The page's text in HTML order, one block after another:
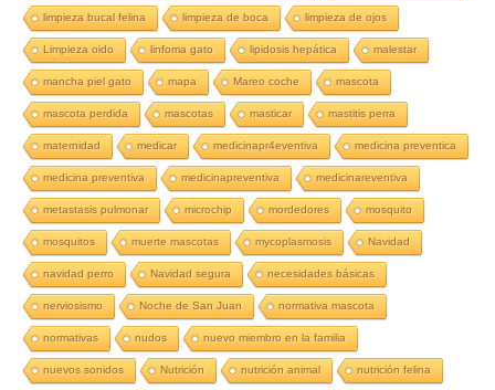
limpieza bucal felina limpieza de boca limpieza de ojos
Limpieza oido linfoma gato lipidosis hepática malestar
mancha piel gato mapa Mareo coche mascota
mascota perdida mascotas masticar mastitis perra
maternidad medicar medicinapr4eventiva medicina preventica
medicina preventiva medicinapreventiva medicinareventiva
metastasis pulmonar microchip mordedores mosquito
mosquitos muerte mascotas mycoplasmosis Navidad
navidad perro Navidad segura necesidades básicas
nerviosismo Noche de San Juan normativa mascota
normativas nudos nuevo miembro en la familia
nuevos sonidos Nutrición nutrición animal nutrición felina